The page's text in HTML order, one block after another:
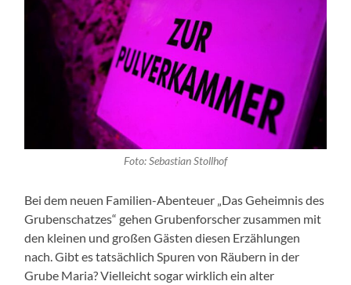
Foto: Sebastian Stollhof
Bei dem neuen Familien-Abenteuer „Das Geheimnis des
Grubenschatzes“ gehen Grubenforscher zusammen mit
den kleinen und großen Gästen diesen Erzählungen
nach. Gibt es tatsächlich Spuren von Räubern in der
Grube Maria? Vielleicht sogar wirklich ein alter